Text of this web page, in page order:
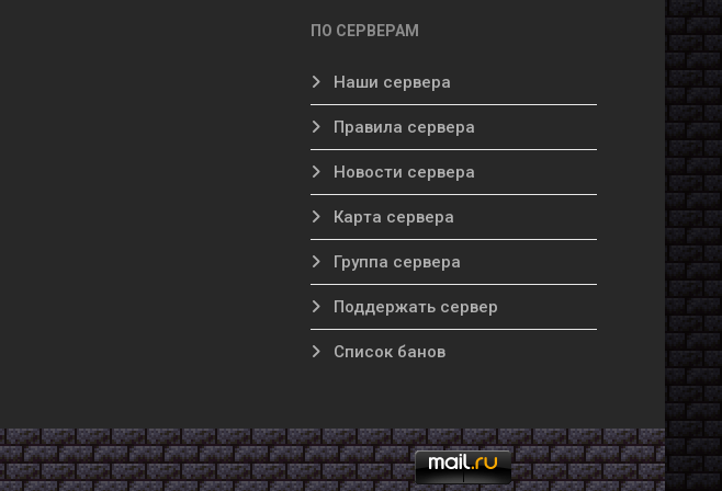
ПО СЕРВЕРАМ
Наши сервера
Правила сервера
Новости сервера
Карта сервера
Группа сервера
Поддержать сервер
Список банов